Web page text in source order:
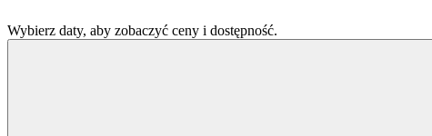
Wybierz daty, aby zobaczyć ceny i dostępność.